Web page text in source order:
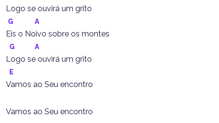
Logo se ouvirá um grito
G A
Eis o Noivo sobre os montes
G A
Logo se ouvirá um grito
E
Vamos ao Seu encontro
Vamos ao Seu encontro